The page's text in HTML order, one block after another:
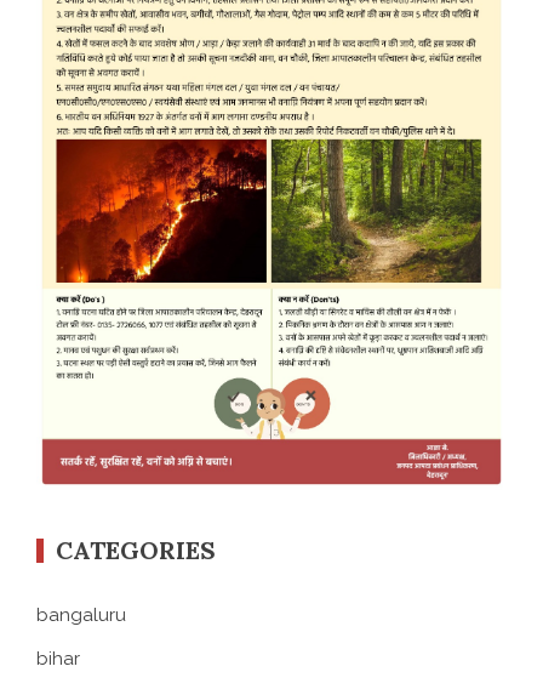
CATEGORIES
bangaluru
bihar